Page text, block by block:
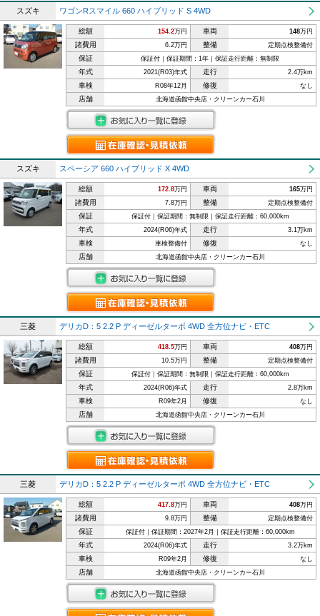
スズキ ワゴンRスマイル 660 ハイブリッド S 4WD
総額 154.2万円 車両 148万円
諸費用 6.2万円 整備 定期点検整備付
保証 保証付｜保証期間：1年｜保証走行距離：無制限
年式 2021(R03)年式 走行 2.4万km
車検 R08年12月 修復 なし
店舗 北海道函館中央店・クリーンカー石川
スズキ スペーシア 660 ハイブリッド X 4WD
総額 172.8万円 車両 165万円
諸費用 7.8万円 整備 定期点検整備付
保証 保証付｜保証期間：無制限｜保証走行距離：60,000km
年式 2024(R06)年式 走行 3.1万km
車検 車検整備付 修復 なし
店舗 北海道函館中央店・クリーンカー石川
三菱 デリカD：5 2.2 P ディーゼルターボ 4WD 全方位ナビ・ETC
総額 418.5万円 車両 408万円
諸費用 10.5万円 整備 定期点検整備付
保証 保証付｜保証期間：無制限｜保証走行距離：60,000km
年式 2024(R06)年式 走行 2.8万km
車検 R09年2月 修復 なし
店舗 北海道函館中央店・クリーンカー石川
三菱 デリカD：5 2.2 P ディーゼルターボ 4WD 全方位ナビ・ETC
総額 417.8万円 車両 408万円
諸費用 9.8万円 整備 定期点検整備付
保証 保証付｜保証期間：2027年2月｜保証走行距離：60,000km
年式 2024(R06)年式 走行 3.2万km
車検 R09年2月 修復 なし
店舗 北海道函館中央店・クリーンカー石川